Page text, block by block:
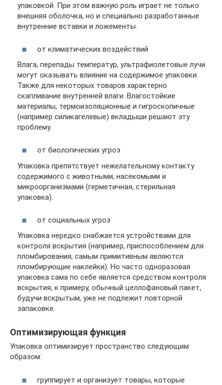
упаковкой. При этом важную роль играет не только
внешняя оболочка, но и специально разработанные
внутренние вставки и ложементы.
от климатических воздействий
Влага, перепады температур, ультрафиолетовые лучи
могут оказывать влияние на содержимое упаковки.
Также для некоторых товаров характерно
скапливание внутренней влаги. Влагостойкие
материалы, термоизоляционные и гигроскопичные
(например силикагелевые) вкладыши решают эту
проблему.
от биологических угроз
Упаковка препятствует нежелательному контакту
содержимого с животными, насекомыми и
микроорганизмами (герметичная, стерильная
упаковка).
от социальных угроз
Упаковка нередко снабжается устройствами для
контроля вскрытия (например, приспособлением для
пломбирования, самым примитивным являются
пломбирующие наклейки). Но часто одноразовая
упаковка сама по себе является средством контроля
вскрытия, к примеру, обычный целлофановый пакет,
будучи вскрытым, уже не подлежит повторной
запаковке.
Оптимизирующая функция
Упаковка оптимизирует пространство следующим
образом:
группирует и организует товары, которые